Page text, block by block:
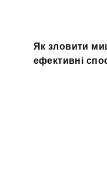
Як зловити
ефективні